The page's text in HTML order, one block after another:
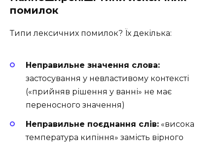
помилок
Типи лексичних помилок? Їх декілька:
Неправильне значення слова:
застосування у невластивому контексті
(«прийняв рішення у ванні» не має
переносного значення)
Неправильне поєднання слів: «висока
температура кипіння» замість вірного